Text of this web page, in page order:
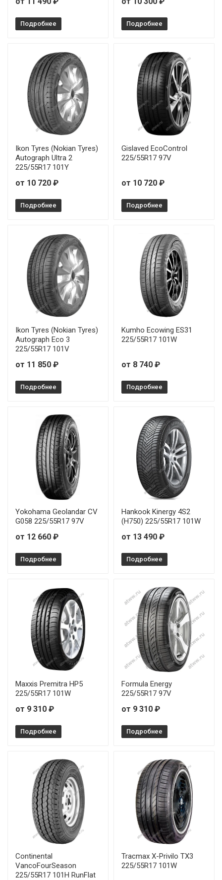
Подробнее Подробнее
Ikon Tyres (Nokian Tyres)
Autograph Ultra 2
225/55R17 101Y
от 10 720 ₽
Подробнее
Gislaved EcoControl
225/55R17 97V
от 10 720 ₽
Подробнее
Ikon Tyres (Nokian Tyres)
Autograph Eco 3
225/55R17 101V
от 11 850 ₽
Подробнее
Kumho Ecowing ES31
225/55R17 101W
от 8 740 ₽
Подробнее
Yokohama Geolandar CV
G058 225/55R17 97V
от 12 660 ₽
Подробнее
Hankook Kinergy 4S2
(H750) 225/55R17 101W
от 13 490 ₽
Подробнее
Maxxis Premitra HP5
225/55R17 101W
от 9 310 ₽
Подробнее
Formula Energy
225/55R17 97V
от 9 310 ₽
Подробнее
Continental
VancoFourSeason
225/55R17 101H RunFlat
Tracmax X-Privilo TX3
225/55R17 101W